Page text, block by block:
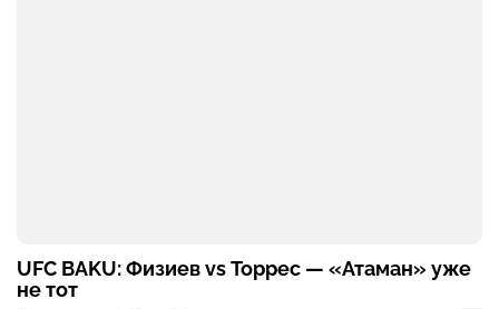
UFC BAKU: Физиев vs Торрес — «Атаман» уже
не тот